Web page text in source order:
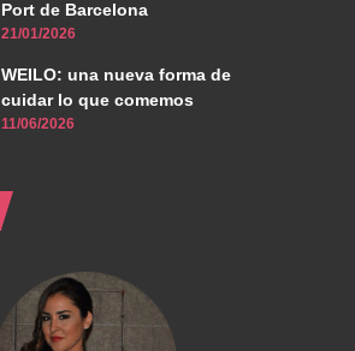
Port de Barcelona
21/01/2026
WEILO: una nueva forma de
cuidar lo que comemos
11/06/2026